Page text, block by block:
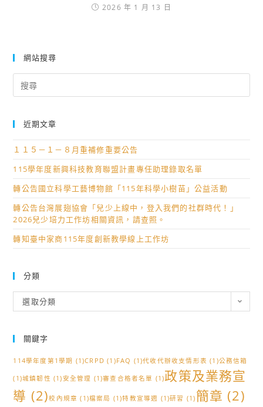
2026 年 1 月 13 日
網站搜尋
for:
近期文章
１１５－１－８月重補修重要公告
115學年度新興科技教育聯盟計畫專任助理錄取名單
轉公告國立科學工藝博物館「115年科學小樹苗」公益活動
轉公告台灣展翅協會「兒少上線中，登入我們的社群時代！」
2026兒少培力工作坊相關資訊，請查照。
轉知臺中家商115年度創新教學線上工作坊
分類
類
選取分類
關鍵字
114學年度第1學期 (1)CRPD (1)FAQ (1)代收代辦收支情形表 (1)公務信箱
(1)城鎮韌性 (1)安全管理 (1)審查合格者名單 (1)政策及業務宣
導 (2)校內規章 (1)檔案局 (1)特教宣導週 (1)研習 (1) 簡章 (2)